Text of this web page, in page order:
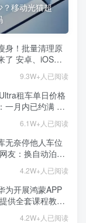
移动光猫超
身！批量清理原
了 安卓、iOS均
9.3W+人已阅读
租车单日价格
一月内已约满 预
6.1W+人已阅读
无奈停他人车位
友：换自动泊车
4.2W+人已阅读
为开展鸿蒙APP
供全套课程教学
4.2W+人已阅读